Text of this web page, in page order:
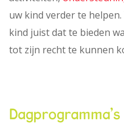
uw kind verder te
kind juist dat te bieden
tot zijn recht te kunnen
Dagprogramma's